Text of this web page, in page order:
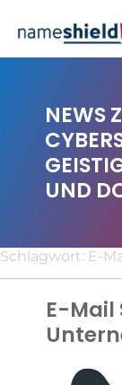
NEWS
UND
Schlagwort: E-
E-Mail